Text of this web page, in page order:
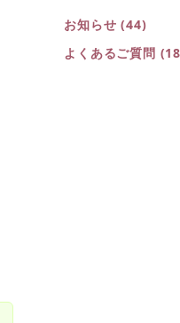
お知らせ (44)
よくあるご質問